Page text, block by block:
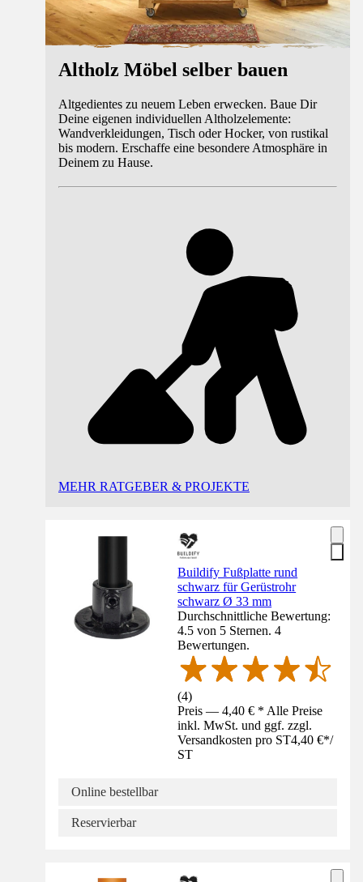
Altholz Möbel selber bauen
Altgedientes zu neuem Leben erwecken. Baue Dir
Deine eigenen individuellen Altholzelemente:
Wandverkleidungen, Tisch oder Hocker, von rustikal
bis modern. Erschaffe eine besondere Atmosphäre in
Deinem zu Hause.
MEHR RATGEBER & PROJEKTE
Buildify Fußplatte rund
schwarz für Gerüstrohr
schwarz Ø 33 mm
Durchschnittliche Bewertung:
4.5 von 5 Sternen. 4
Bewertungen.
(4)
Preis — 4,40 € * Alle Preise
inkl. MwSt. und ggf. zzgl.
Versandkosten pro ST4,40 €*/
ST
Online bestellbar
Reservierbar